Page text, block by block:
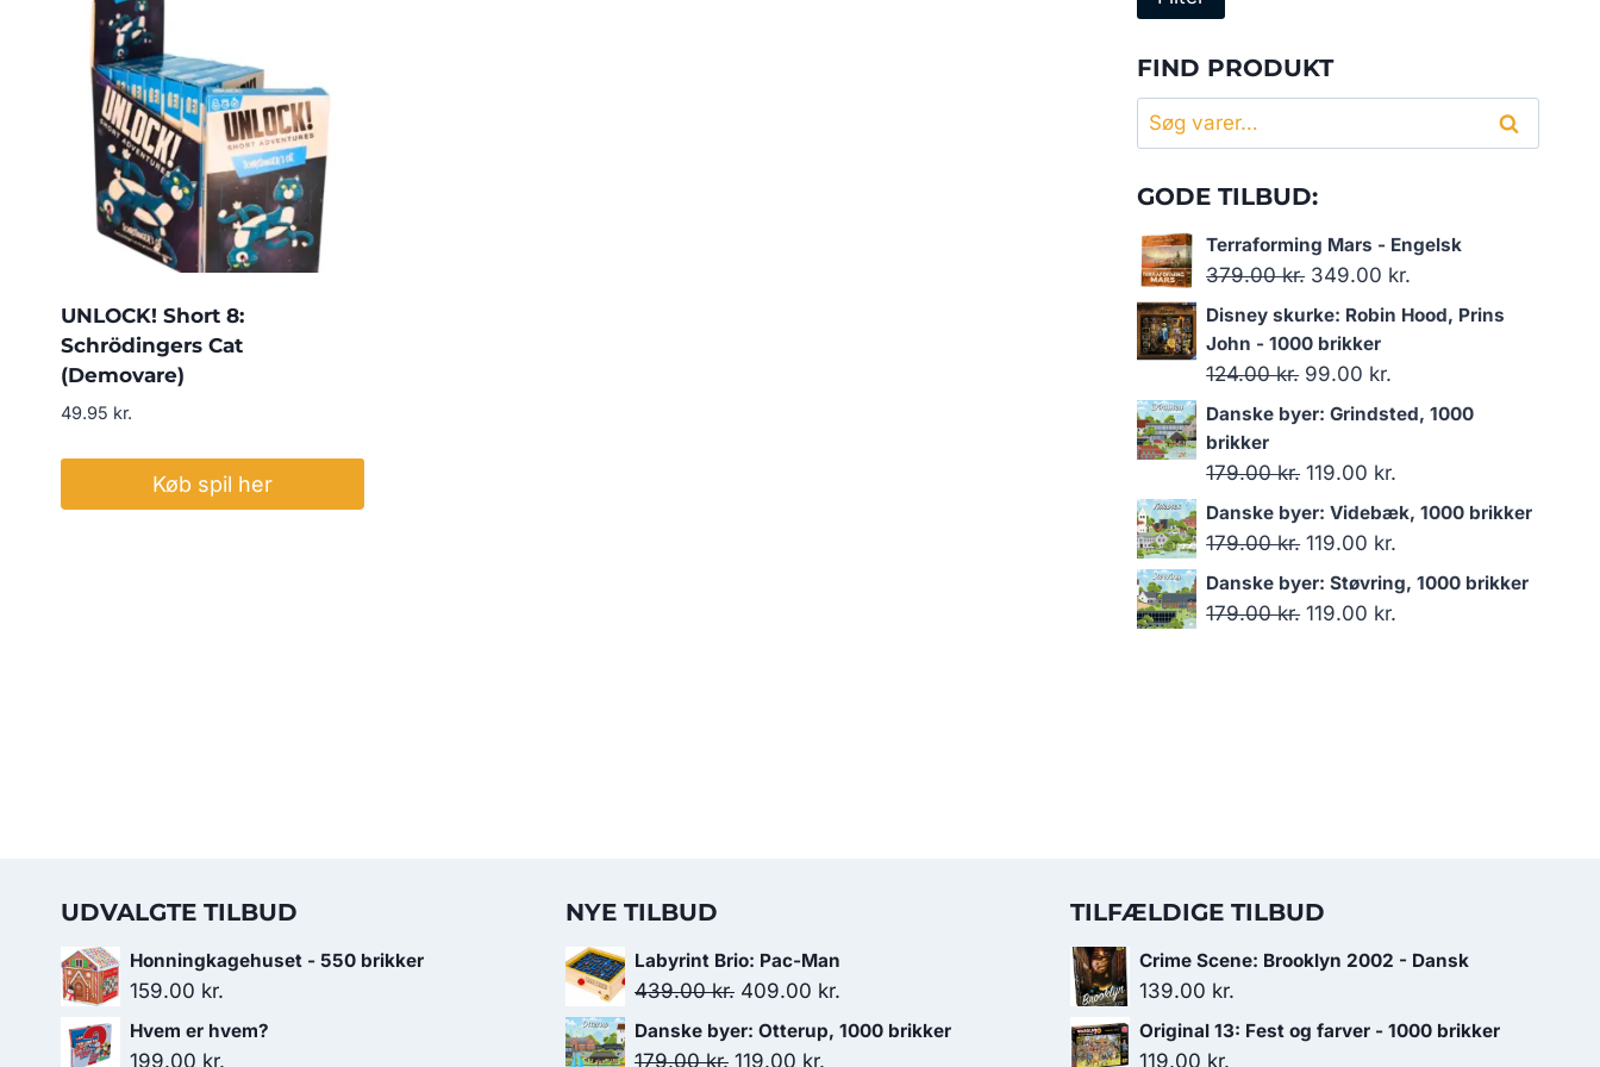
UNLOCK! Short 8:
Schrödingers Cat
(Demovare)
49.95 kr.
Køb spil her
FIND PRODUKT
Søg
efter:
Søg
GODE TILBUD:
Terraforming Mars - Engelsk
379.00kr. Den
oprindelige
pris
var:
379.00 kr..
349.00 kr.
aktuelle
349.00 kr..
Disney skurke: Robin Hood, Prins
John - 1000 brikker
124.00kr. Den
oprindelige
var:
124.00 kr..
99.00 kr.
aktuelle
er:
99.00 kr..
Danske byer: Grindsted, 1000
brikker
179.00kr. Den
oprindelige
pris
179.00 kr..
119.00 kr.
aktuelle
119.00 kr..
Danske byer: Videbæk, 1000 brikker
179.00kr. Den
oprindelige
pris
119.00 kr.
aktuelle
Danske byer: Støvring, 1000 brikker
179.00kr. Den
119.00 kr.
UDVALGTE TILBUD
Honningkagehuset - 550 brikker
159.00 kr.
Hvem er hvem?
199.00 kr.
NYE TILBUD
Labyrint Brio: Pac-Man
439.00kr. Den
oprindelige
pris
409.00 kr.
aktuelle
Danske byer: Otterup, 1000 brikker
179.00kr. Den
119.00 kr.
TILFÆLDIGE TILBUD
Crime Scene: Brooklyn 2002 - Dansk
139.00 kr.
Original 13: Fest og farver - 1000 brikker
119.00 kr.